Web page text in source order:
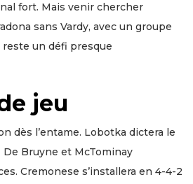
fort. Mais venir chercher
sans Vardy, avec un groupe
un défi presque
jeu
dès l’entame. Lobotka dictera le
Bruyne et McTominay
Cremonese s’installera en 4-4-2